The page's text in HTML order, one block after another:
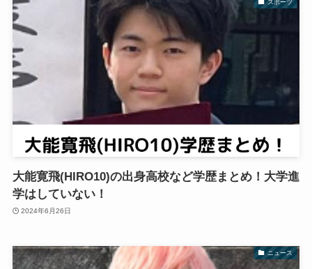
スポーツ
大能寛飛(HIRO10)の出身高校など学歴まとめ！大学進
学はしていない！
2024年6月26日
ニュース